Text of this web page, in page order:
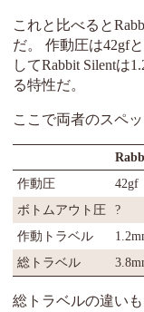
これと比べると
だ。 作動圧は42gf
してRabbit Silentは
る特性だ。
ここで両者のスペ
作動圧
42gf
ボトムアウト圧
?
作動トラベル
総トラベル
総トラベルの違い